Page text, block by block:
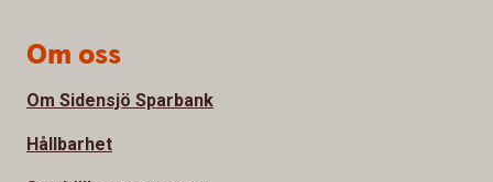
Om oss
Om Sidensjö Sparbank
Hållbarhet